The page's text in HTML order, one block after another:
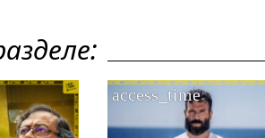
access_time